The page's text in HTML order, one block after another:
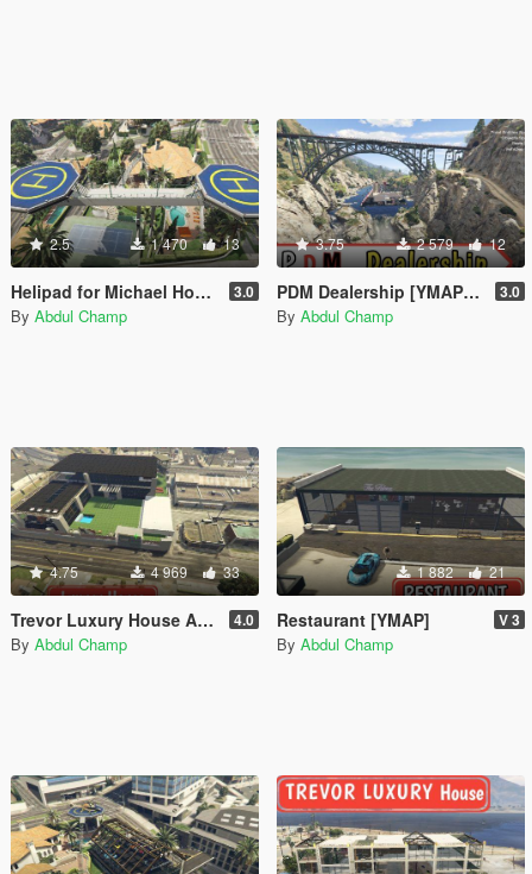
2.5 1 470 13
Helipad for Michael House [YMAP] 3.0
By Abdul Champ
3.75 2 579 12
PDM Dealership [YMAP/ SP] 3.0
By Abdul Champ
4.75 4 969 33
Trevor Luxury House Add-On SP / FiveM] 4.0
By Abdul Champ
1 882 21
Restaurant [YMAP] V 3
By Abdul Champ